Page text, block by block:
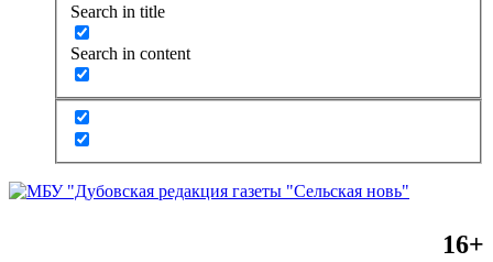
Search in title
Search in content
16+